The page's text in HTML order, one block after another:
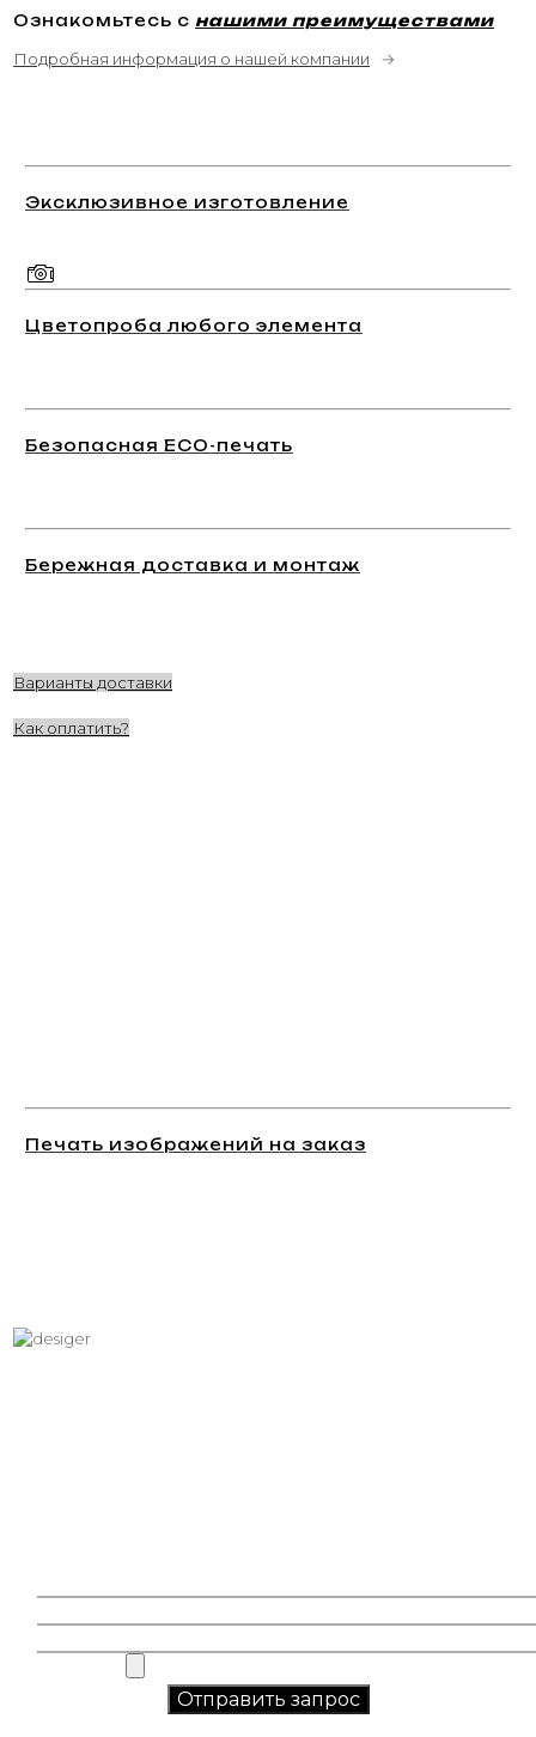
Ознакомьтесь с нашими преимуществами
Подробная информация о нашей компании →
Эксклюзивное изготовление
Цветопроба любого элемента
Безопасная ECO-печать
Бережная доставка и монтаж
Варианты доставки
Как оплатить?
Печать изображений на заказ